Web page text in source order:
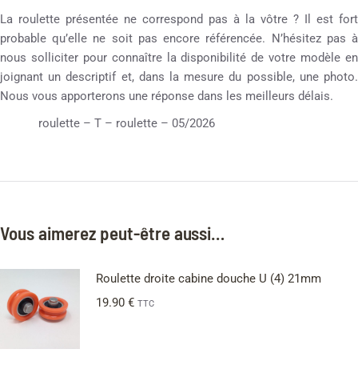
La roulette présentée ne correspond pas à la vôtre ? Il est fort
probable qu’elle ne soit pas encore référencée. N’hésitez pas à
nous solliciter pour connaître la disponibilité de votre modèle en
joignant un descriptif et, dans la mesure du possible, une photo.
Nous vous apporterons une réponse dans les meilleurs délais.
roulette – T – roulette – 05/2026
Vous aimerez peut-être aussi…
Roulette droite cabine douche U (4) 21mm
19.90 € TTC